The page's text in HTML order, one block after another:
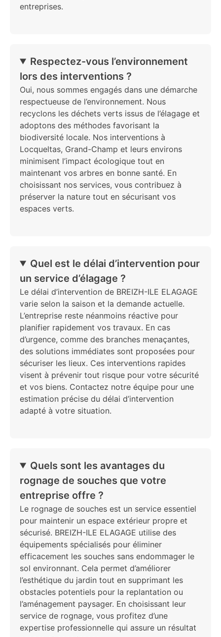
entreprises.
Respectez-vous l’environnement
lors des interventions ?
Oui, nous sommes engagés dans une démarche
respectueuse de l’environnement. Nous
recyclons les déchets verts issus de l’élagage et
adoptons des méthodes favorisant la
biodiversité locale. Nos interventions à
Locqueltas, Grand-Champ et leurs environs
minimisent l’impact écologique tout en
maintenant vos arbres en bonne santé. En
choisissant nos services, vous contribuez à
préserver la nature tout en sécurisant vos
espaces verts.
Quel est le délai d’intervention pour
un service d’élagage ?
Le délai d’intervention de BREIZH-ILE ELAGAGE
varie selon la saison et la demande actuelle.
L’entreprise reste néanmoins réactive pour
planifier rapidement vos travaux. En cas
d’urgence, comme des branches menaçantes,
des solutions immédiates sont proposées pour
sécuriser les lieux. Ces interventions rapides
visent à prévenir tout risque pour votre sécurité
et vos biens. Contactez notre équipe pour une
estimation précise du délai d’intervention
adapté à votre situation.
Quels sont les avantages du
rognage de souches que votre
entreprise offre ?
Le rognage de souches est un service essentiel
pour maintenir un espace extérieur propre et
sécurisé. BREIZH-ILE ELAGAGE utilise des
équipements spécialisés pour éliminer
efficacement les souches sans endommager le
sol environnant. Cela permet d’améliorer
l’esthétique du jardin tout en supprimant les
obstacles potentiels pour la replantation ou
l’aménagement paysager. En choisissant leur
service de rognage, vous profitez d’une
expertise professionnelle qui assure un résultat